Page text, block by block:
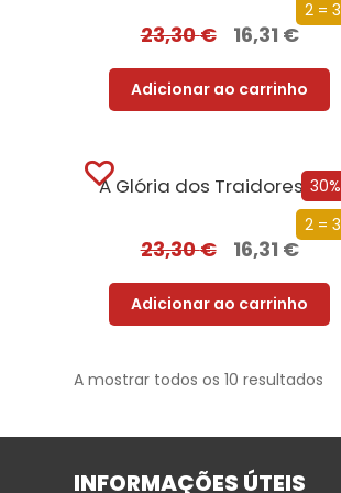
2 = 3
23,30€ 16,31 €
Adicionar ao carrinho
30%
2 = 3
A Glória dos Traidores (Edição especial limitada)
23,30€ 16,31 €
Adicionar ao carrinho
A mostrar todos os 10 resultados
INFORMAÇÕES ÚTEIS